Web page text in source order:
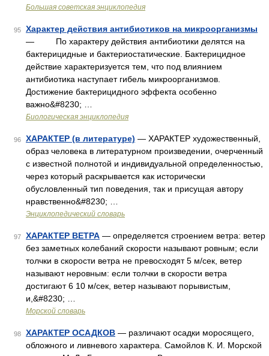
Большая советская энциклопедия
95
Характер действия антибиотиков на микроорганизмы
— По характеру действия антибиотики делятся на
бактерицидные и бактериостатические. Бактерицидное
действие характеризуется тем, что под влиянием
антибиотика наступает гибель микроорганизмов.
Достижение бактерицидного эффекта особенно
важно&#8230; …
Биологическая энциклопедия
96 ХАРАКТЕР (в литературе) — ХАРАКТЕР художественный,
образ человека в литературном произведении, очерченный
с известной полнотой и индивидуальной определенностью,
через который раскрывается как исторически
обусловленный тип поведения, так и присущая автору
нравственно&#8230; …
Энциклопедический словарь
97 ХАРАКТЕР ВЕТРА — определяется строением ветра: ветер
без заметных колебаний скорости называют ровным; если
толчки в скорости ветра не превосходят 5 м/сек, ветер
называют неровным: если толчки в скорости ветра
достигают 6 10 м/сек, ветер называют порывистым,
и,&#8230; …
Морской словарь
98 ХАРАКТЕР ОСАДКОВ — различают осадки моросящего,
обложного и ливневого характера. Самойлов К. И. Морской